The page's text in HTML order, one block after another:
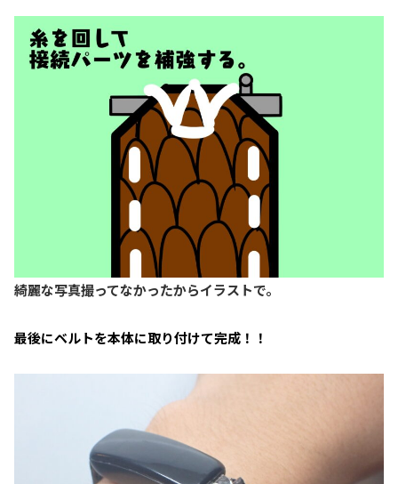
綺麗な写真撮ってなかったからイラストで。
最後にベルトを本体に取り付けて完成！！